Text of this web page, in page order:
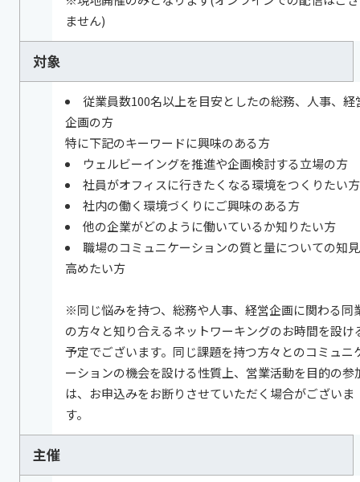
ません)
対象
従業員数100名以上を目安としたの総務、人事、経
企画の方
特に下記のキーワードに興味のある方
ウェルビーイングを推進や企画検討する立場の方
社員がオフィスに行きたくなる環境をつくりたい方
社内の働く環境づくりにご興味のある方
他の企業がどのように働いているか知りたい方
職場のコミュニケーションの質と量についての知
高めたい方
※同じ悩みを持つ、総務や人事、経営企画に関わる同
の方々と知り合えるネットワーキングのお時間を設け
予定でございます。同じ課題を持つ方々とのコミュニ
ーションの機会を設ける性質上、営業活動を目的の参
は、お申込みをお断りさせていただく場合がございま
す。
主催